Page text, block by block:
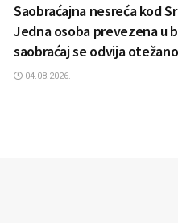
Saobraćajna nesreća kod
Jedna osoba prevezena u
saobraćaj se odvija otežano
04.08.2026.